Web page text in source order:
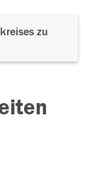
zu